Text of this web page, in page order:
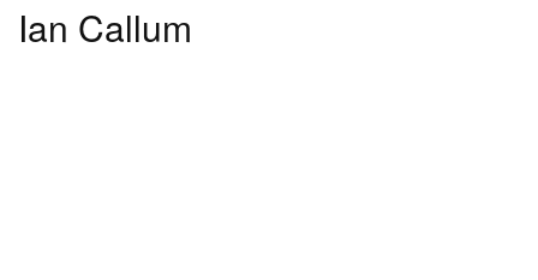
Ian Callum